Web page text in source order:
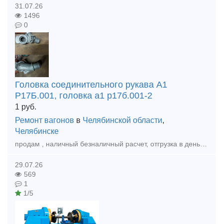
31.07.26
1496
0
Головка соединительного рукава А1
Р17Б.001, головка а1 р17б.001-2
1 руб.
Ремонт вагонов в Челябинской области,
Челябинске
продам , наличный безналичный расчет, отгрузка в день оплаты , доставка любой транспортной по РФ и КЗ, Головка соединительного рукава А1 Р17Б.001 головка а1 р17б.001-2 ,а так же другеи запчасти
29.07.26
569
1
1/5